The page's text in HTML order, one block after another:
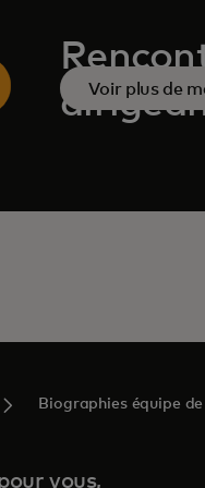
Voir plus de
Biographies équipe
vous,